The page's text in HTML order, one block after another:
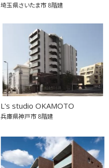
埼玉県さいたま市 8階建
L's studio OKAMOTO
兵庫県神戸市 8階建